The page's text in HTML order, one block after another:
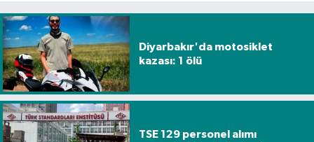
Diyarbakır'da motosiklet
kazası: 1 ölü
TSE 129 personel alımı